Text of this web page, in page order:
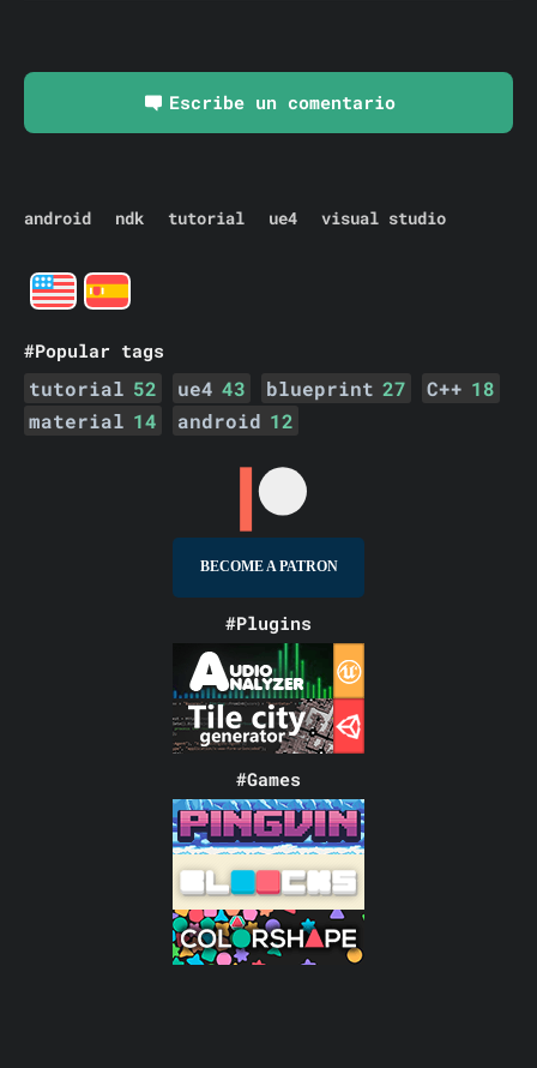
Escribe un comentario
android ndk tutorial ue4 visual studio
#Popular tags
tutorial 52 ue4 43 blueprint 27 C++ 18
material 14 android 12
BECOME A PATRON
#Plugins
#Games